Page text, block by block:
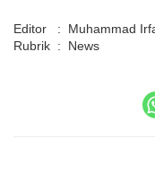
Editor :
Muhammad
Rubrik : News